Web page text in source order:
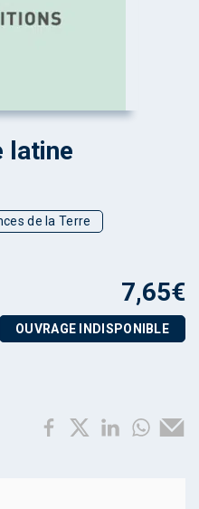
latine
de la Terre
7,65€
OUVRAGE INDISPONIBLE